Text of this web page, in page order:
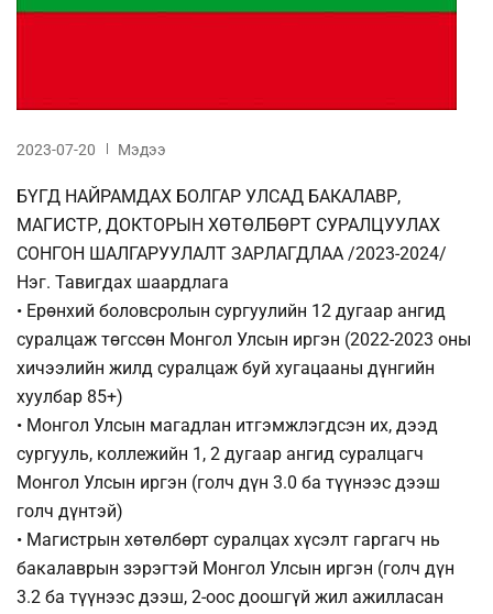
2023-07-20 Мэдээ
БҮГД НАЙРАМДАХ БОЛГАР УЛСАД БАКАЛАВР,
МАГИСТР, ДОКТОРЫН ХӨТӨЛБӨРТ СУРАЛЦУУЛАХ
СОНГОН ШАЛГАРУУЛАЛТ ЗАРЛАГДЛАА /2023-2024/
Нэг. Тавигдах шаардлага
• Ерөнхий боловсролын сургуулийн 12 дугаар ангид
суралцаж төгссөн Монгол Улсын иргэн (2022-2023 оны
хичээлийн жилд суралцаж буй хугацааны дүнгийн
хуулбар 85+)
• Монгол Улсын магадлан итгэмжлэгдсэн их, дээд
сургууль, коллежийн 1, 2 дугаар ангид суралцагч
Монгол Улсын иргэн (голч дүн 3.0 ба түүнээс дээш
голч дүнтэй)
• Магистрын хөтөлбөрт суралцах хүсэлт гаргагч нь
бакалаврын зэрэгтэй Монгол Улсын иргэн (голч дүн
3.2 ба түүнээс дээш, 2-оос доошгүй жил ажилласан